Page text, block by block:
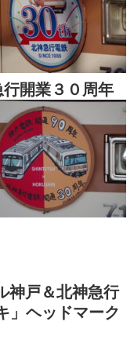
開業３０周年
神戸＆北神急行
」ヘッドマーク